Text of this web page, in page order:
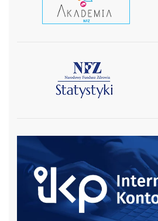
czytaj więcej